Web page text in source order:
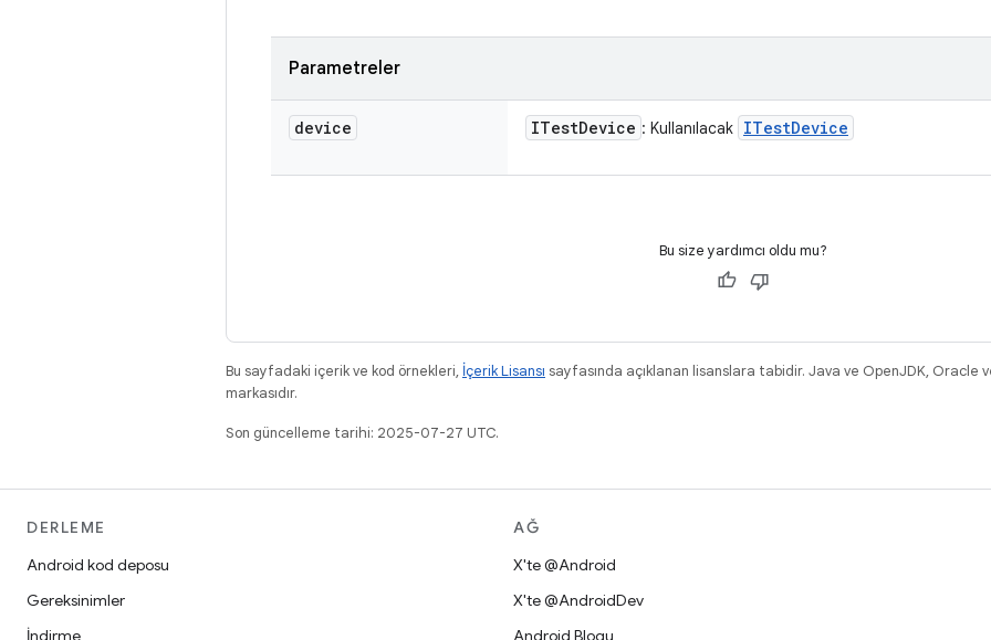
Parametreler
device ITestDevice : Kullanılacak ITestDevice
Bu size yardımcı oldu mu?
Bu sayfadaki içerik ve kod örnekleri, İçerik Lisansı sayfasında açıklanan lisanslara tabidir. Java ve OpenJDK, Oracle
markasıdır.
Son güncelleme tarihi: 2025-07-27 UTC.
DERLEME
Android kod deposu
Gereksinimler
İndirme
AĞ
X'te @Android
X'te @AndroidDev
Android Blogu